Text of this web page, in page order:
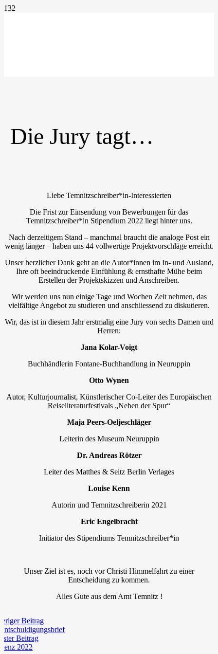
Die Jury tagt…
Liebe Temnitzschreiber*in-Interessierten
Die Frist zur Einsendung von Bewerbungen für das
Temnitzschreiber*in Stipendium 2022 liegt hinter uns.
Nach derzeitigem Stand – manchmal braucht die analoge Post ein
wenig länger – haben uns 44 vollwertige Projektvorschläge erreicht.
Unser herzlicher Dank geht an die Autor*innen im In- und Ausland,
Ihre oft beeindruckende Einfühlung & ernsthafte Mühe beim
Erstellen der Projektskizzen und Anschreiben.
Wir werden uns nun einige Tage und Wochen Zeit nehmen, das
vielfältige Angebot zu studieren und anschliessend zu diskutieren.
Wir, das ist in diesem Jahr erstmalig eine Jury von sechs Damen und
Herren:
Jana Kolar-Voigt
Buchhändlerin Fontane-Buchhandlung in Neuruppin
Otto Wynen
Autor, Kulturjournalist, Künstlerischer Co-Leiter des Europäischen
Reiseliteraturfestivals „Neben der Spur“
Maja Peers-Oeljeschläger
Leiterin des Museum Neuruppin
Dr. Andreas Rötzer
Leiter des Matthes & Seitz Berlin Verlages
Louise Kenn
Autorin und Temnitzschreiberin 2021
Eric Engelbracht
Initiator des Stipendiums Temnitzschreiber*in
Unser Ziel ist es, noch vor Christi Himmelfahrt zu einer
Entscheidung zu kommen.
Alles Gute aus dem Amt Temnitz !
Beitrag
Beitrag
2022